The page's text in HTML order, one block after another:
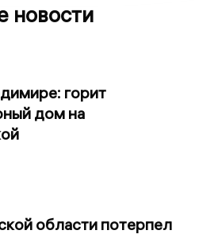
новости
горит
дом на
области потерпел